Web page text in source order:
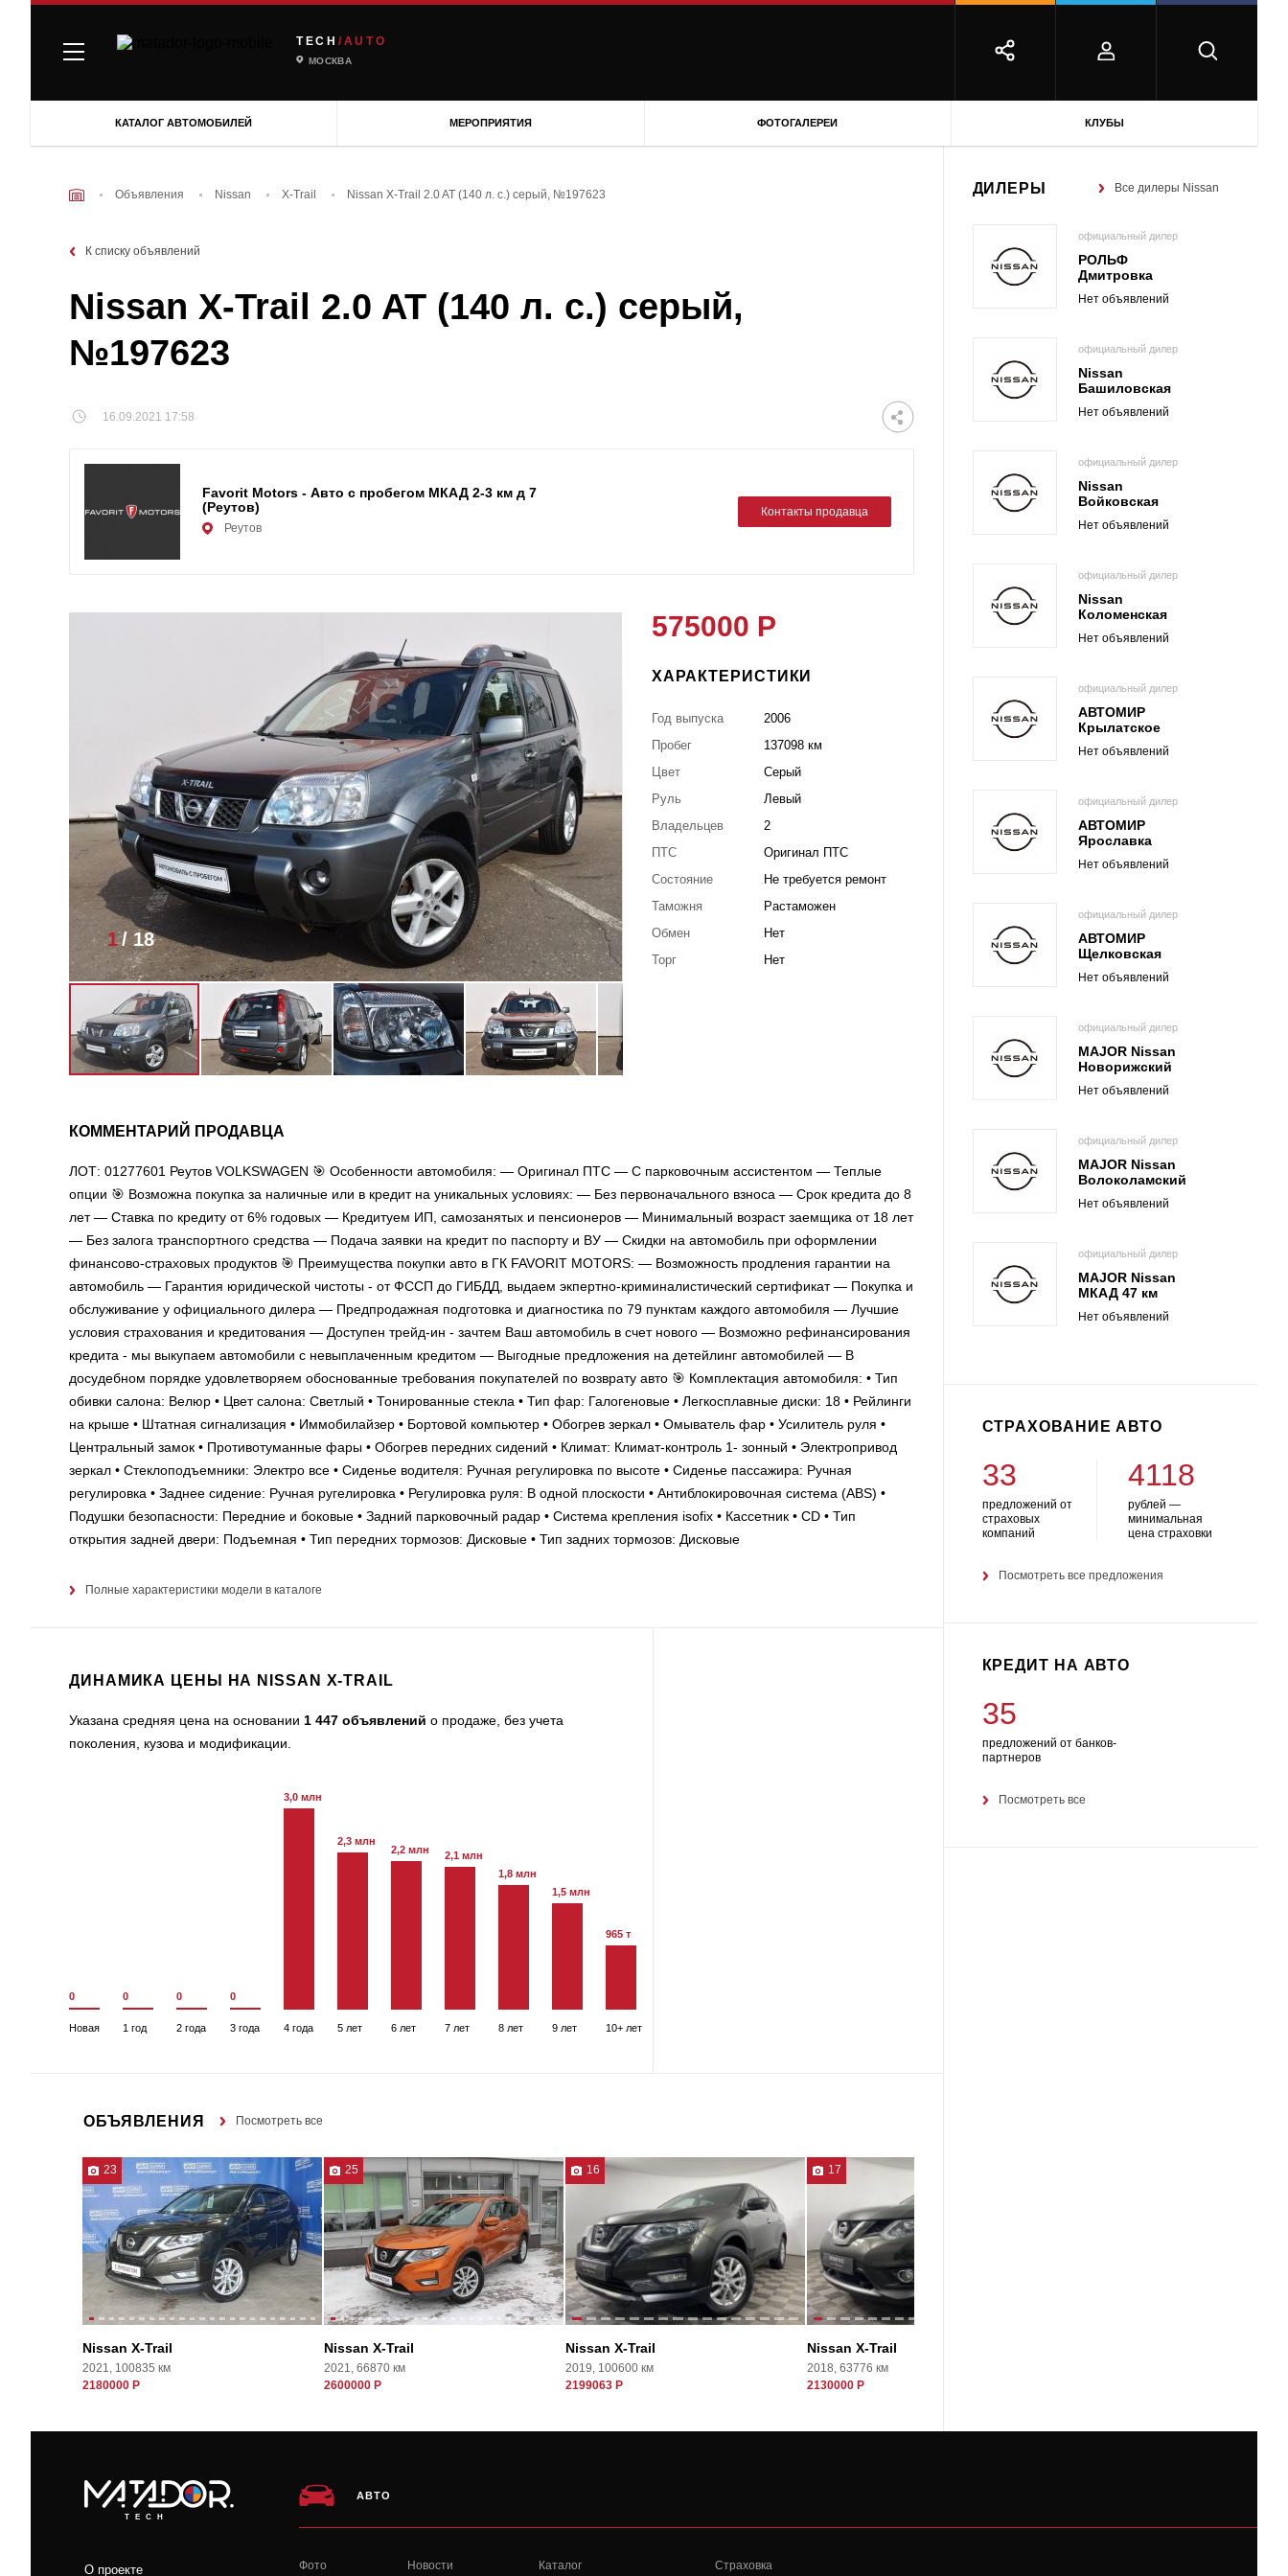
TECH /AUTO
МОСКВА
КАТАЛОГ АВТОМОБИЛЕЙ МЕРОПРИЯТИЯ ФОТОГАЛЕРЕИ КЛУБЫ
Объявления Nissan X-Trail Nissan X-Trail 2.0 AT (140 л. с.) серый, №197623
К списку объявлений
Nissan X-Trail 2.0 AT (140 л. с.) серый,
№197623
16.09.2021 17:58
Favorit Motors - Авто с пробегом МКАД 2-3 км д 7
(Реутов)
Реутов
Контакты продавца
1/ 18
575000 Р
ХАРАКТЕРИСТИКИ
Год выпуска
2006
Пробег
137098 км
Цвет
Серый
Руль
Левый
Владельцев
2
ПТС
Оригинал ПТС
Состояние
Не требуется ремонт
Таможня
Растаможен
Обмен
Нет
Торг
Нет
КОММЕНТАРИЙ ПРОДАВЦА
ЛОТ: 01277601 Реутов VOLKSWAGEN 🎯 Особенности автомобиля: — Оригинал ПТС — C парковочным ассистентом — Теплые
опции 🎯 Возможна покупка за наличные или в кредит на уникальных условиях: — Без первоначального взноса — Срок кредита до 8
лет — Ставка по кредиту от 6% годовых — Кредитуем ИП, самозанятых и пенсионеров — Минимальный возраст заемщика от 18 лет
— Без залога транспортного средства — Подача заявки на кредит по паспорту и ВУ — Скидки на автомобиль при оформлении
финансово-страховых продуктов 🎯 Преимущества покупки авто в ГК FAVORIT MOTORS: — Возможность продления гарантии на
автомобиль — Гарантия юридической чистоты - от ФССП до ГИБДД, выдаем экпертно-криминалистический сертификат — Покупка и
обслуживание у официального дилера — Предпродажная подготовка и диагностика по 79 пунктам каждого автомобиля — Лучшие
условия страхования и кредитования — Доступен трейд-ин - зачтем Ваш автомобиль в счет нового — Возможно рефинансирования
кредита - мы выкупаем автомобили с невыплаченным кредитом — Выгодные предложения на детейлинг автомобилей — В
досудебном порядке удовлетворяем обоснованные требования покупателей по возврату авто 🎯 Комплектация автомобиля: • Тип
обивки салона: Велюр • Цвет салона: Светлый • Тонированные стекла • Тип фар: Галогеновые • Легкосплавные диски: 18 • Рейлинги
на крыше • Штатная сигнализация • Иммобилайзер • Бортовой компьютер • Обогрев зеркал • Омыватель фар • Усилитель руля •
Центральный замок • Противотуманные фары • Обогрев передних сидений • Климат: Климат-контроль 1- зонный • Электропривод
зеркал • Стеклоподъемники: Электро все • Сиденье водителя: Ручная регулировка по высоте • Сиденье пассажира: Ручная
регулировка • Заднее сидение: Ручная ругелировка • Регулировка руля: В одной плоскости • Антиблокировочная система (ABS) •
Подушки безопасности: Передние и боковые • Задний парковочный радар • Система крепления isofix • Кассетник • CD • Тип
открытия задней двери: Подъемная • Тип передних тормозов: Дисковые • Тип задних тормозов: Дисковые
Полные характеристики модели в каталоге
ДИНАМИКА ЦЕНЫ НА NISSAN X-TRAIL
Указана средняя цена на основании 1 447 объявлений о продаже, без учета
поколения, кузова и модификации.
0
Новая
0
1 год
0
2 года
0
3 года
3,0 млн
4 года
2,3 млн
5 лет
2,2 млн
6 лет
2,1 млн
7 лет
1,8 млн
8 лет
1,5 млн
9 лет
965 т
10+ лет
ОБЪЯВЛЕНИЯ Посмотреть все
23
Nissan X-Trail
2021, 100835 км
2180000 Р
25
Nissan X-Trail
2021, 66870 км
2600000 Р
16
Nissan X-Trail
2019, 100600 км
2199063 Р
17
Nissan X-Trail
2018, 63776 км
2130000 Р
ДИЛЕРЫ Все дилеры Nissan
официальный дилер
РОЛЬФ
Дмитровка
Нет объявлений
официальный дилер
Nissan
Башиловская
Нет объявлений
официальный дилер
Nissan
Войковская
Нет объявлений
официальный дилер
Nissan
Коломенская
Нет объявлений
официальный дилер
АВТОМИР
Крылатское
Нет объявлений
официальный дилер
АВТОМИР
Ярославка
Нет объявлений
официальный дилер
АВТОМИР
Щелковская
Нет объявлений
официальный дилер
MAJOR Nissan
Новорижский
Нет объявлений
официальный дилер
MAJOR Nissan
Волоколамский
Нет объявлений
официальный дилер
MAJOR Nissan
МКАД 47 км
Нет объявлений
СТРАХОВАНИЕ АВТО
33
предложений от
страховых
компаний
4118
рублей —
минимальная
цена страховки
Посмотреть все предложения
КРЕДИТ НА АВТО
35
предложений от банков-
партнеров
Посмотреть все
TECH
О проекте
АВТО
Фото Новости Каталог Страховка